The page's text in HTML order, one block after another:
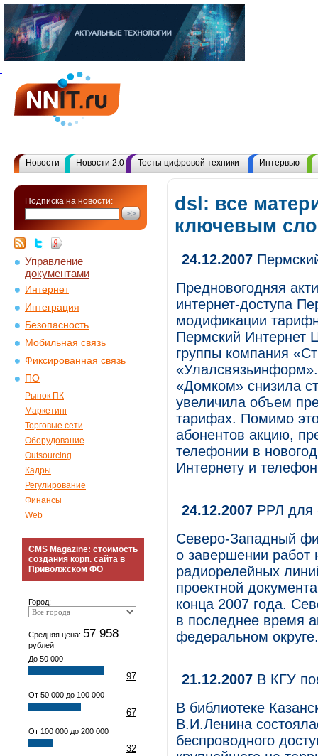
Новости Новости 2.0 Тесты цифровой техники Интервью
Подписка на новости:
Управление
документами
Интернет
Интеграция
Безопасность
Мобильная связь
Фиксированная связь
ПО
Рынок ПК
Маркетинг
Торговые сети
Оборудование
Outsourcing
Кадры
Регулирование
Финансы
Web
CMS Magazine: стоимость
создания корп. сайта в
Приволжском ФО
Город:
Средняя цена: 57 958
рублей
До 50 000
97
От 50 000 до 100 000
67
От 100 000 до 200 000
32
dsl: все
ключевым
24.12.2007
Предновогодняя
интернет-доступа
модификации
Пермский Интернет
группы компания
«Домком» снизила
увеличила объем
тарифах. Помимо
абонентов акцию,
телефонии в
Интернету и
24.12.2007 РРЛ для
Северо-Западный
о завершении работ
радиорелейных
проектной
конца 2007 года.
в последнее время
федеральном округе.
21.12.2007 В КГУ
В библиотеке
В.И.Ленина
беспроводного